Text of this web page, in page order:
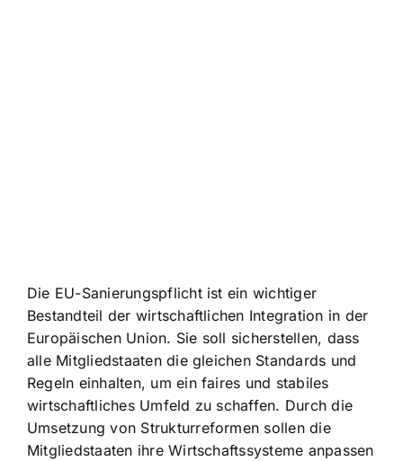
Die EU-Sanierungspflicht ist ein wichtiger
Bestandteil der wirtschaftlichen Integration in der
Europäischen Union. Sie soll sicherstellen, dass
alle Mitgliedstaaten die gleichen Standards und
Regeln einhalten, um ein faires und stabiles
wirtschaftliches Umfeld zu schaffen. Durch die
Umsetzung von Strukturreformen sollen die
Mitgliedstaaten ihre Wirtschaftssysteme anpassen